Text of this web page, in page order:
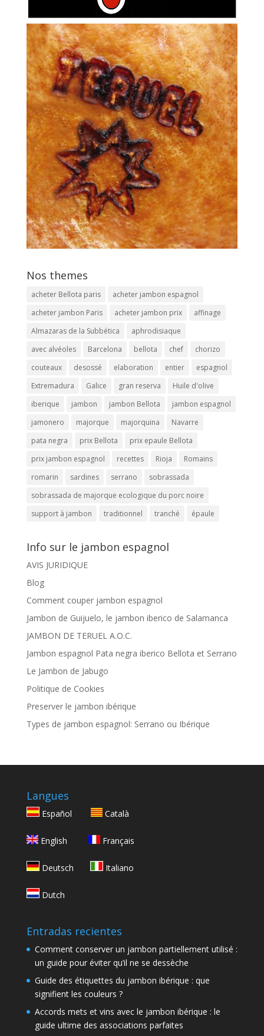
Nos themes
acheter Bellota paris
acheter jambon espagnol
acheter jambon Paris
acheter jambon prix
affinage
Almazaras de la Subbética
aphrodisiaque
avec alvéoles
Barcelona bellota chef
chorizo
couteaux
desossé elaboration entier
espagnol
Extremadura
Galice gran reserva
Huile d'olive
iberique
jambon jambon Bellota
jambon espagnol
jamonero
majorque majorquina
Navarre
pata negra
prix Bellota
prix epaule Bellota
prix jambon espagnol
recettes Rioja
Romains
romarin
sardines serrano
sobrassada
sobrassada de majorque ecologique du porc noire
support à jambon
traditionnel tranché épaule
Info sur le jambon espagnol
AVIS JURIDIQUE
Blog
Comment couper jambon espagnol
Jambon de Guijuelo, le jambon iberico de Salamanca
JAMBON DE TERUEL A.O.C.
Jambon espagnol Pata negra iberico Bellota et Serrano
Le Jambon de Jabugo
Politique de Cookies
Preserver le jambon ibérique
Types de jambon espagnol: Serrano ou Ibérique
Langues
Español Català
English Français
Deutsch Italiano
Dutch
Entradas recientes
Comment conserver un jambon partiellement utilisé :
un guide pour éviter qu’il ne se dessèche
Guide des étiquettes du jambon ibérique : que
signifient les couleurs ?
Accords mets et vins avec le jambon ibérique : le
guide ultime des associations parfaites